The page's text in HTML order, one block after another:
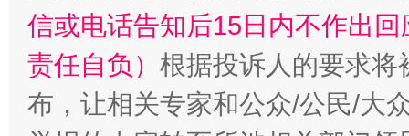
信或电话告知后15日内不作出
责任自负） 根据投诉人的要求将
布，让相关专家和公众/公民/大